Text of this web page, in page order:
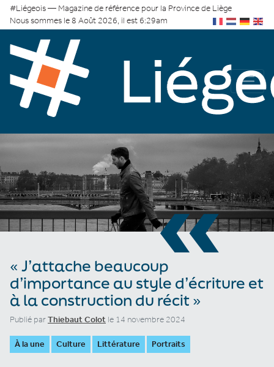
#Liégeois — Magazine de référence pour la Province de Liège
Nous sommes le 8 Août 2026, il est 6:29am
«
« J’attache beaucoup
d’importance au style d’écriture et
à la construction du récit »
Publié parThiebaut Colot le 14 novembre 2024
À la une Culture Littérature Portraits